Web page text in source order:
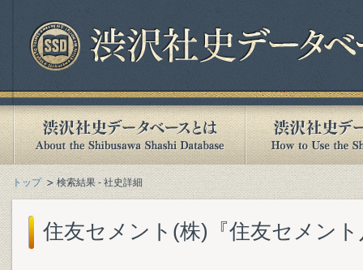
トップ 検索結果 - 社史詳細
住友セメント(株)『住友セメン